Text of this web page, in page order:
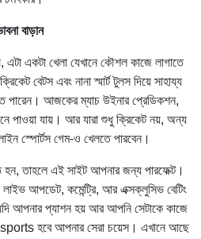
বাড়ান
এটা একটা খেলা যেখানে কৌশল কাজে লাগাতে
বেটস এবং নানা স্মার্ট টুলস দিয়ে সাহায্য
পারেন। আজকের ম্যাচ উইনার প্রেডিকশন,
পাওয়া যায়। আর যারা শুধু ক্রিকেট নয়, অন্য
স্পোর্টস গেম-ও খেলতে পারবেন।
তাহলে এই সাইট আপনার জন্য পারফেক্ট।
আপডেট, কমেন্ট্রি, আর এক্সক্লুসিভ বেটিং
আপনার প্যাশন হয় আর আপনি সেটাকে কাজে
হবে আপনার সেরা চয়েস। এখানে আছে